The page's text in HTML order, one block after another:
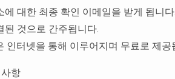
대한 최종 확인 이메일을 받게 됩니다.
된 것으로 간주됩니다.
터넷을 통해 이루어지며 무료로 제공
항